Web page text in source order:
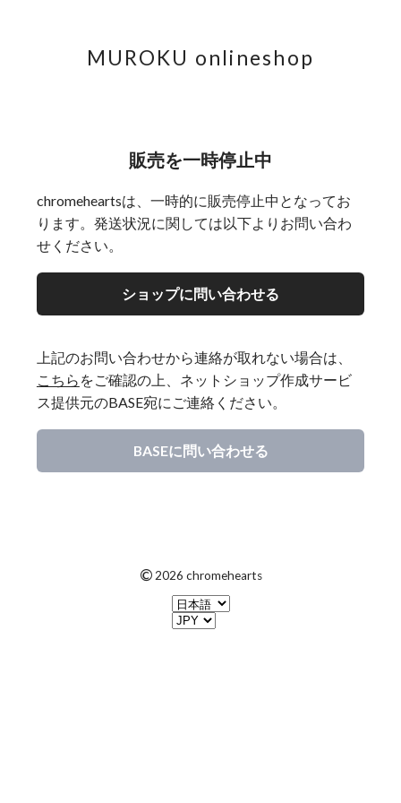
MUROKU onlineshop
販売を一時停止中
chromeheartsは、一時的に販売停止中となってお
ります。発送状況に関しては以下よりお問い合わ
せください。
ショップに問い合わせる
上記のお問い合わせから連絡が取れない場合は、
こちら をご確認の上、ネットショップ作成サービ
ス提供元のBASE宛にご連絡ください。
BASEに問い合わせる
© 2026 chromehearts